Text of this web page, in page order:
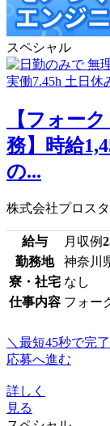
スペシャル
【フォー
務】時給
の...
株式会社プロス
給与 月収例
勤務地
神奈川
寮・社宅 なし
仕事内容 フォー
＼最短45秒で完
応募へ進む
詳しく
見る